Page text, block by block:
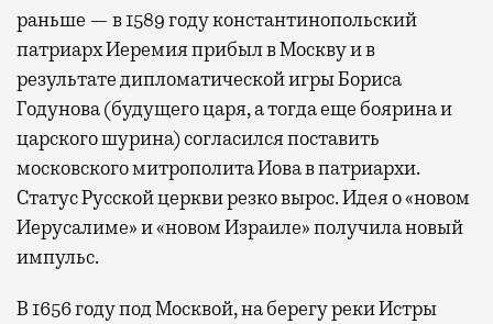
раньше — в 1589 году константинопольский
патриарх Иеремия прибыл в Москву и в
результате дипломатической игры Бориса
Годунова (будущего царя, а тогда еще боярина и
царского шурина) согласился поставить
московского митрополита Иова в патриархи.
Статус Русской церкви резко вырос. Идея о «новом
Иерусалиме» и «новом Израиле» получила новый
импульс.
В 1656 году под Москвой, на берегу реки Истры